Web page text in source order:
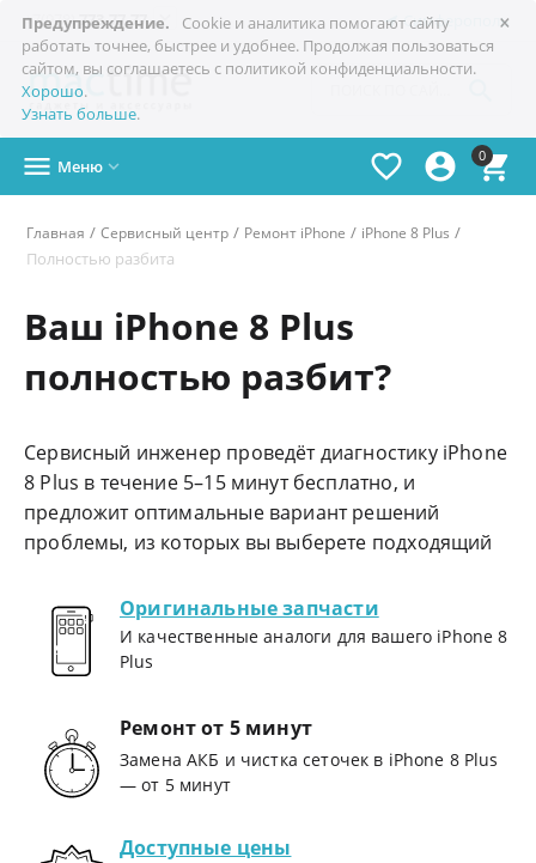
×
Предупреждение.
Cookie и аналитика помогают сайту
работать точнее, быстрее и удобнее. Продолжая пользоваться
сайтом, вы соглашаетесь с политикой конфиденциальности.
Хорошо.
Узнать больше.
Симферополь
+7(978)773-77-77 
0



 Меню 
Главная / Сервисный центр / Ремонт iPhone / iPhone 8 Plus /
Полностью разбита
Ваш iPhone 8 Plus
полностью разбит?
Сервисный инженер проведёт диагностику iPhone
8 Plus в течение 5–15 минут бесплатно, и
предложит оптимальные вариант решений
проблемы, из которых вы выберете подходящий
Оригинальные запчасти
И качественные аналоги для вашего iPhone 8
Plus
Ремонт от 5 минут
Замена АКБ и чистка сеточек в iPhone 8 Plus
— от 5 минут
Доступные цены